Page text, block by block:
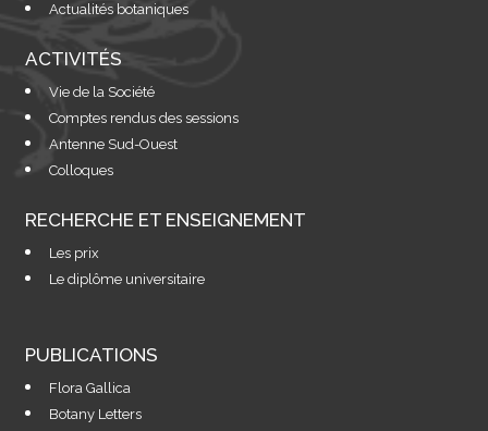
Actualités botaniques
ACTIVITÉS
Vie de la Société
Comptes rendus des sessions
Antenne Sud-Ouest
Colloques
RECHERCHE ET ENSEIGNEMENT
Les prix
Le diplôme universitaire
PUBLICATIONS
Flora Gallica
Botany Letters